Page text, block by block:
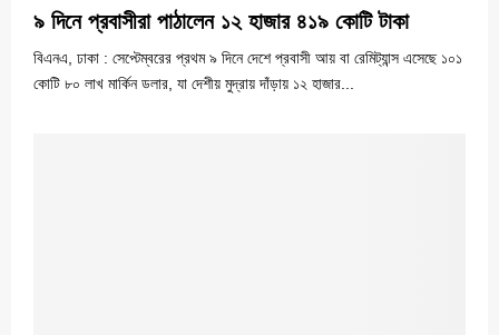
৯ দিনে প্রবাসীরা পাঠালেন ১২ হাজার ৪১৯ কোটি টাকা
বিএনএ, ঢাকা : সেপ্টেম্বরের প্রথম ৯ দিনে দেশে প্রবাসী আয় বা রেমিট্যান্স এসেছে ১০১
কোটি ৮০ লাখ মার্কিন ডলার, যা দেশীয় মুদ্রায় দাঁড়ায় ১২ হাজার...